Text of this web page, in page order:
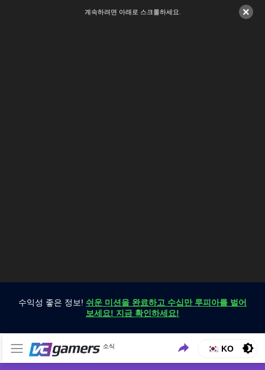
×
계속하려면 아래로 스크롤하세요.
수익성 좋은 정보! 쉬운 미션을 완료하고 수십만 루피아를 벌어
보세요! 지금 확인하세요!
VCGamers 뉴스
소식
VCGamers에서만 최신 게임 뉴스 받기
KO